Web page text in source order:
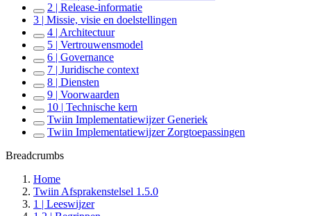
2 | Release-informatie
3 | Missie, visie en doelstellingen
4 | Architectuur
5 | Vertrouwensmodel
6 | Governance
7 | Juridische context
8 | Diensten
9 | Voorwaarden
10 | Technische kern
Twiin Implementatiewijzer Generiek
Twiin Implementatiewijzer Zorgtoepassingen
Breadcrumbs
Home
Twiin Afsprakenstelsel 1.5.0
1 | Leeswijzer